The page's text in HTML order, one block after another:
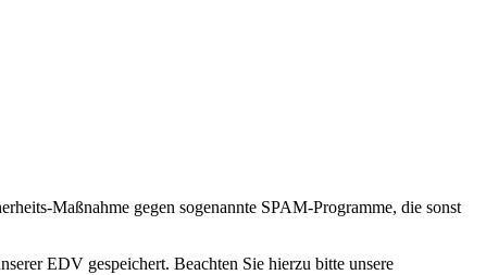
Maßnahme gegen sogenannte SPAM-Programme, die sonst
EDV gespeichert. Beachten Sie hierzu bitte unsere